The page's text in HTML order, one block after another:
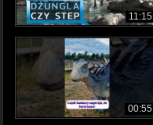
11:15
00:55